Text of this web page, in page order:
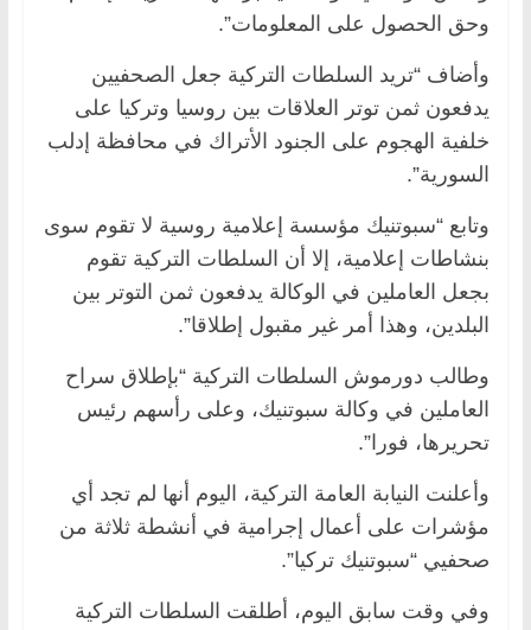
وحق الحصول على المعلومات”.
وأضاف “تريد السلطات التركية جعل الصحفيين
يدفعون ثمن توتر العلاقات بين روسيا وتركيا على
خلفية الهجوم على الجنود الأتراك في محافظة إدلب
السورية”.
وتابع “سبوتنيك مؤسسة إعلامية روسية لا تقوم سوى
بنشاطات إعلامية، إلا أن السلطات التركية تقوم
بجعل العاملين في الوكالة يدفعون ثمن التوتر بين
البلدين، وهذا أمر غير مقبول إطلاقا”.
وطالب دورموش السلطات التركية “بإطلاق سراح
العاملين في وكالة سبوتنيك، وعلى رأسهم رئيس
تحريرها، فورا”.
وأعلنت النيابة العامة التركية، اليوم أنها لم تجد أي
مؤشرات على أعمال إجرامية في أنشطة ثلاثة من
صحفيي “سبوتنيك تركيا”.
وفي وقت سابق اليوم، أطلقت السلطات التركية